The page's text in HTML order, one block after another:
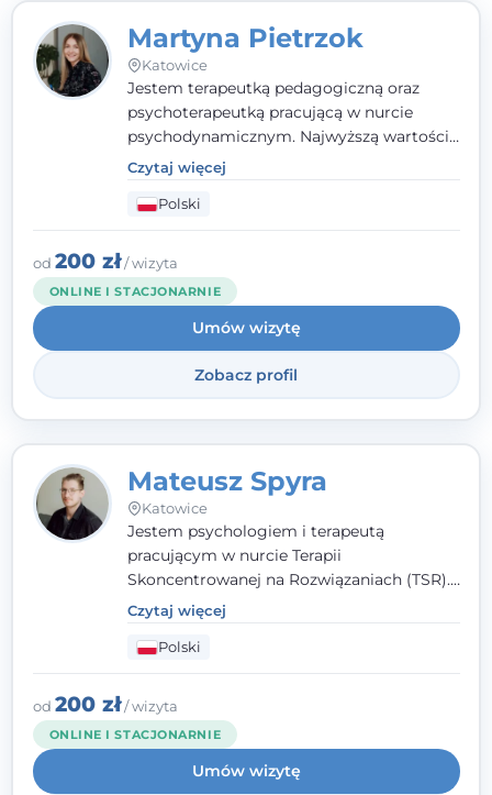
Martyna Pietrzok
Katowice
Jestem terapeutką pedagogiczną oraz
psychoterapeutką pracującą w nurcie
psychodynamicznym. Najwyższą wartością
jest dla mnie bliska, pełna zrozumienia i
zaangażowania relacja z pacjentem. To
właśnie ta oparta na zaufaniu więź staje się
przestrzenią, w której można dotrzeć do
źródła trudności i spojrzeć na nie inaczej
niż dotąd.
Czytaj więcej
Polski
od 200 zł/ wizyta
ONLINE I STACJONARNIE
Umów wizytę
Zobacz profil
Mateusz Spyra
Katowice
Jestem psychologiem i terapeutą
pracującym w nurcie Terapii
Skoncentrowanej na Rozwiązaniach (TSR).
Towarzyszę młodzieży i dorosłym z
empatią, zrozumieniem i bez oceniania.
Daję przestrzeń do bycia sobą, bo wiem, że
w każdym człowieku jest coś wyjątkowego.
Czytaj więcej
Polski
od 200 zł/ wizyta
ONLINE I STACJONARNIE
Umów wizytę